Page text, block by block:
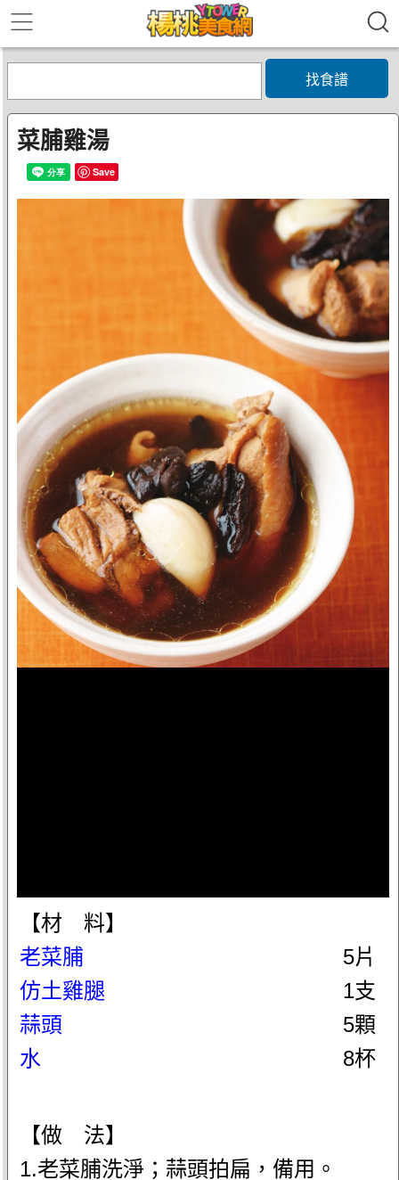
找食譜
菜脯雞湯
Save
【材 料】
老菜脯
5片
仿土雞腿
1支
蒜頭
5顆
水
8杯
【做 法】
1.老菜脯洗淨；蒜頭拍扁，備用。